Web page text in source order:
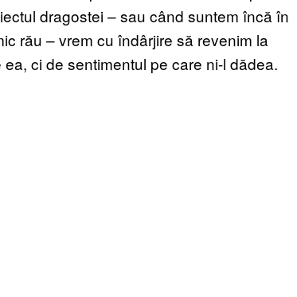
dragostei – sau când suntem încă în
rău – vrem cu îndârjire să revenim la
ci de sentimentul pe care ni-l dădea.